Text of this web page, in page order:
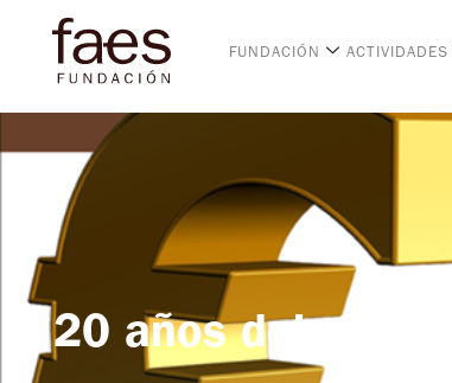
FUNDACIÓN ACTIVIDADES
20 años del euro: